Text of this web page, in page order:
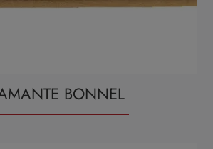
BONNEL